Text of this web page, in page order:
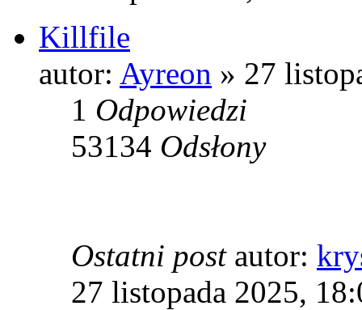
Killfile
autor: Ayreon » 27
1 Odpowiedzi
53134 Odsłony
Ostatni post autor:
27 listopada 2025,